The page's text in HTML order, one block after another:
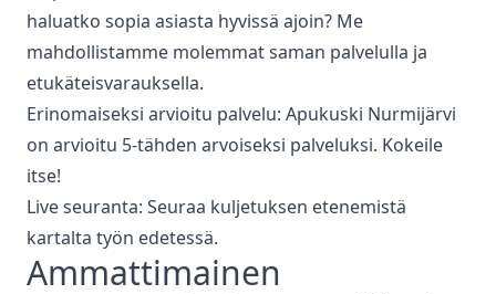
haluatko sopia asiasta hyvissä ajoin? Me
mahdollistamme molemmat saman palvelulla ja
etukäteisvarauksella.
Erinomaiseksi arvioitu palvelu: Apukuski Nurmijärvi
on arvioitu 5-tähden arvoiseksi palveluksi. Kokeile
itse!
Live seuranta: Seuraa kuljetuksen etenemistä
kartalta työn edetessä.
Ammattimainen